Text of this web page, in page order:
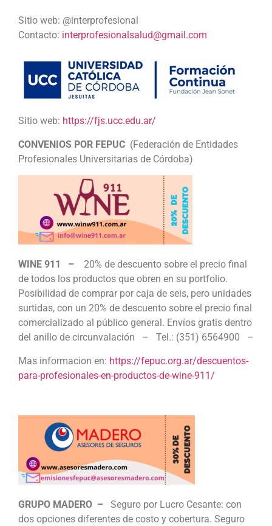
Sitio web: @interprofesional
Contacto: interprofesionalsalud@gmail.com
Sitio web: https://fjs.ucc.edu.ar/
CONVENIOS POR FEPUC (Federación de Entidades
Profesionales Universitarias de Córdoba)
WINE 911 –
20% de descuento sobre el precio final
de todos los productos que obren en su portfolio.
Posibilidad de comprar por caja de seis, pero unidades
surtidas, con un 20% de descuento sobre el precio final
comercializado al público general. Envíos gratis dentro
del anillo de circunvalación – Tel.: (351) 6564900 –
Mas informacion en: https://fepuc.org.ar/descuentos-
para-profesionales-en-productos-de-wine-911/
GRUPO MADERO –
Seguro por Lucro Cesante: con
dos opciones diferentes de costo y cobertura. Seguro